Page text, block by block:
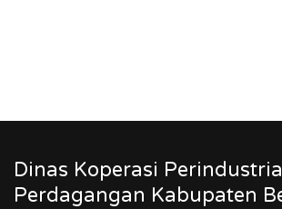
Dinas Koperasi
Perdagangan Kabupaten